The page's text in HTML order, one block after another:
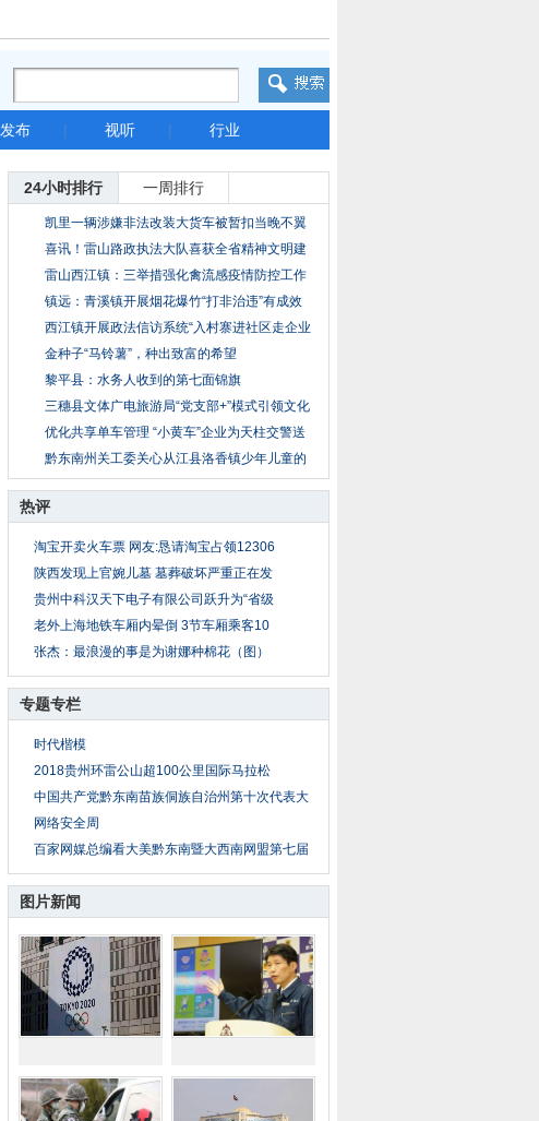
发布 | 视听 | 行业
24小时排行 一周排行
凯里一辆涉嫌非法改装大货车被暂扣当晚不翼
而飞
喜讯！雷山路政执法大队喜获全省精神文明建
设工
雷山西江镇：三举措强化禽流感疫情防控工作
镇远：青溪镇开展烟花爆竹“打非治违”有成效
西江镇开展政法信访系统“入村寨进社区走企业
访
金种子“马铃薯”，种出致富的希望
黎平县：水务人收到的第七面锦旗
三穗县文体广电旅游局“党支部+”模式引领文化
优化共享单车管理 “小黄车”企业为天柱交警送
黔东南州关工委关心从江县洛香镇少年儿童的
热评
淘宝开卖火车票 网友:恳请淘宝占领12306
陕西发现上官婉儿墓 墓葬破坏严重正在发
贵州中科汉天下电子有限公司跃升为“省级
老外上海地铁车厢内晕倒 3节车厢乘客10
张杰：最浪漫的事是为谢娜种棉花（图）
专题专栏
时代楷模
2018贵州环雷公山超100公里国际马拉松
中国共产党黔东南苗族侗族自治州第十次代表大
网络安全周
百家网媒总编看大美黔东南暨大西南网盟第七届
图片新闻